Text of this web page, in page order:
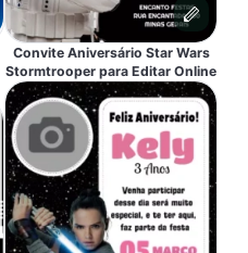
Convite Aniversário Star Wars
Stormtrooper para Editar Online